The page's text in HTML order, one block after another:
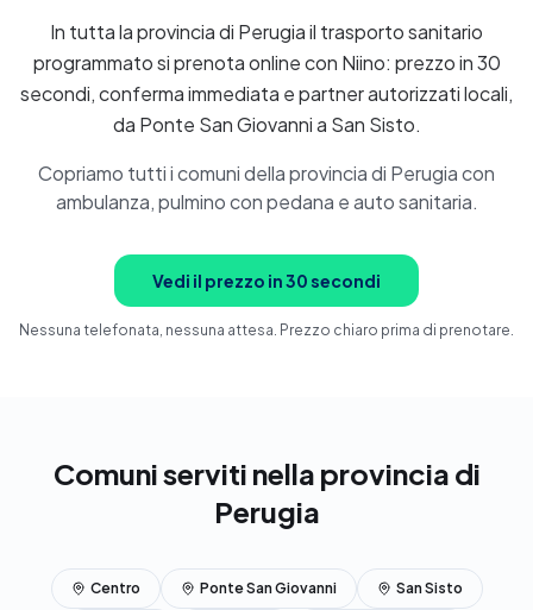
Accedi
Prenota ora
In tutta la provincia di Perugia il trasporto sanitario
programmato si prenota online con Niino: prezzo in 30
secondi, conferma immediata e partner autorizzati locali,
da Ponte San Giovanni a San Sisto.
Copriamo tutti i comuni della provincia di Perugia con
ambulanza, pulmino con pedana e auto sanitaria.
Vedi il prezzo in 30 secondi
Nessuna telefonata, nessuna attesa. Prezzo chiaro prima di prenotare.
Comuni serviti nella provincia di
Perugia
Centro Ponte San Giovanni San Sisto